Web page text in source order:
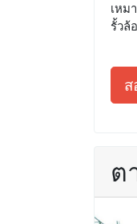
เหม
รั้วล้
ส
ต